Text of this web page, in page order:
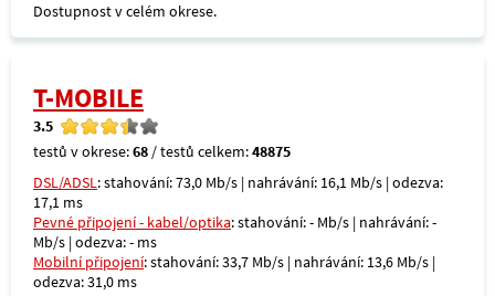
Dostupnost v celém okrese.
T-MOBILE
3.5
testů v okrese:68 / testů celkem:48875
DSL/ADSL: stahování: 73,0 Mb/s | nahrávání: 16,1 Mb/s | odezva:
17,1 ms
Pevné připojení - kabel/optika: stahování: - Mb/s | nahrávání: -
Mb/s | odezva: - ms
Mobilní připojení: stahování: 33,7 Mb/s | nahrávání: 13,6 Mb/s |
odezva: 31,0 ms